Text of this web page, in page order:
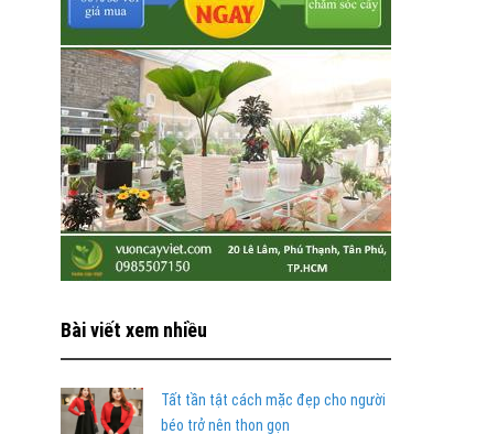
Bài viết xem nhiều
Tất tần tật cách mặc đẹp cho người
béo trở nên thon gọn